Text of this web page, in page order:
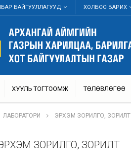
БАЙГУУЛЛАГУУД ХОЛБОО БАРИХ
ХУУЛЬ ТОГТООМЖ ТӨЛӨВЛӨГӨӨ
ЛАБОРАТОРИ ЭРХЭМ ЗОРИЛГО, ЗОРИЛТ
ЗОРИЛГО, ЗОРИЛТ